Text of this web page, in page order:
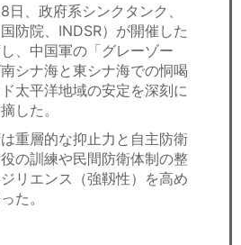
、政府系シンクタンク、
防院、INDSR）が開催した
、中国軍の「グレーゾー
シナ海と東シナ海での恫喝
太平洋地域の安定を深刻に
した。
重層的な抑止力と自主防衛
の訓練や民間防衛体制の整
リエンス（強靱性）を高め
た。